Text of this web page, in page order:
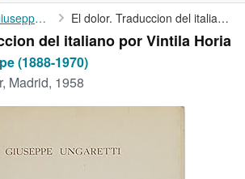
Ungaretti Giuseppe (1888-1970) El dolor. Traduccion del italiano por Vintila Horia
del italiano por Vintila Horia
(1888-1970)
Madrid, 1958